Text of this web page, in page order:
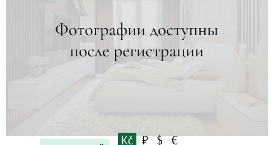
Kč ₽ $ €